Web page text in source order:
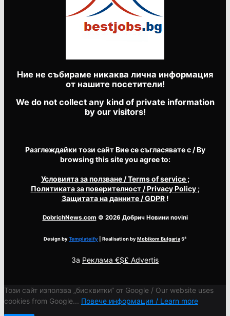
Ние не събираме никаква лична информация
от нашите посетители!
We do not collect any kind of private information
by our visitors!
Разглеждайки този сайт Вие се съгласявате с / By
browsing this site you agree to:
Условията за ползване/ Terms of service ;
Политиката за поверителност/ Privacy Policy ;
Защитата на данните/ GDPR !
DobrichNews.com © 2026 Добрич Новини novini
Design byTemplateify | Realisation byMobikom Bulgaria5³
За Реклама €$£ Advertis
Този сайт използва „бисквитки“ от Google / Our website uses
cookies from Google... Повече информация / Learn more